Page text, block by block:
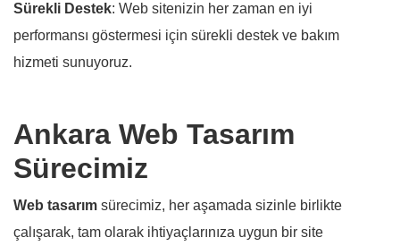
Sürekli Destek: Web sitenizin her zaman en iyi
performansı göstermesi için sürekli destek ve bakım
hizmeti sunuyoruz.
Ankara Web Tasarım
Sürecimiz
Web tasarım sürecimiz, her aşamada sizinle birlikte
çalışarak, tam olarak ihtiyaçlarınıza uygun bir site